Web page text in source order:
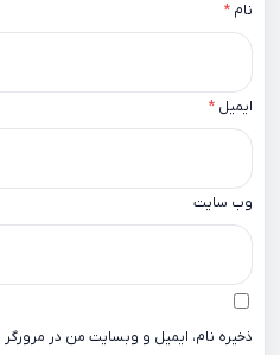
نام *
ایمیل *
وب‌ سایت
ذخیره نام، ایمیل و وبسایت من در مرورگر